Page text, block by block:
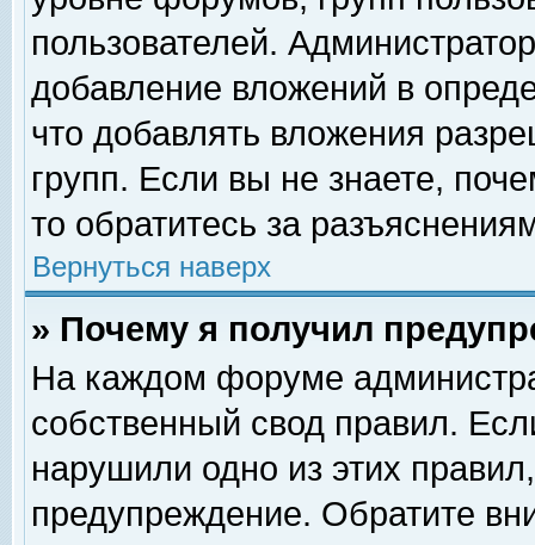
пользователей.
добавление вложений в
что добавлять вложения
групп. Если вы не знаете,
то обратитесь за
Вернуться наверх
» Почему я получил
На каждом форуме
собственный свод правил.
нарушили одно из этих
предупреждение. Обратите